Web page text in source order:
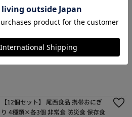
尾西食品 尾西の長期保存食ギフトボッ
クス 2日2人分 3013
72ポイント(1倍)
(0)
【12個セット】 尾西食品 携帯おにぎ
り 4種類×各3個 非常食 防災食 保存食